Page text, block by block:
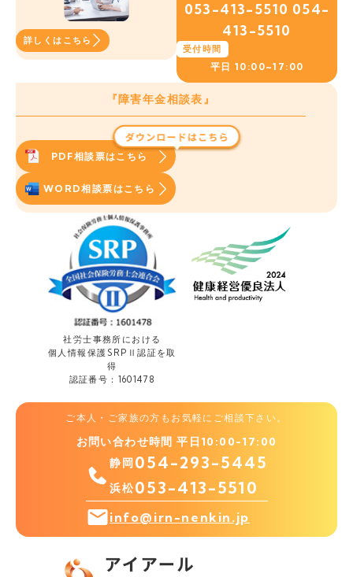
詳しくはこちら
053-413-5510 054-
413-5510
受付時間
平日 10:00~17:00
『障害年金相談表』
PDF相談票はこちら
WORD相談票はこちら
社労士事務所における
個人情報保護SRPⅡ認証を取
得
認証番号：1601478
ご本人・ご家族の方もお気軽にご相談下さい。
お問い合わせ時間 平日10:00-17:00
静岡054-293-5445
浜松053-413-5510
info@irn-nenkin.jp